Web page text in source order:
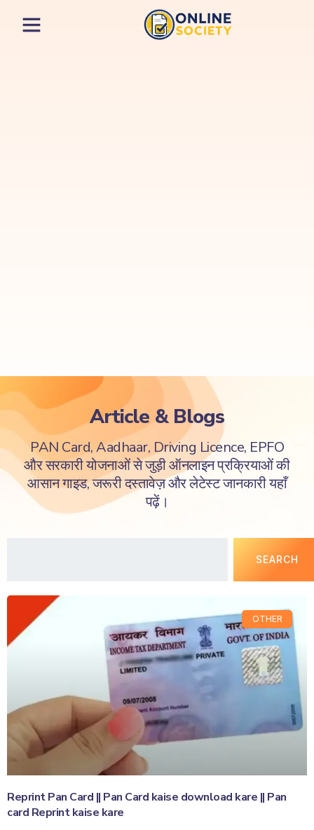
Article & Blogs
PAN Card, Aadhaar, Driving Licence, EPFO
और सरकारी योजनाओं से जुड़ी ऑनलाइन प्रक्रियाओं की
आसान गाइड, जरूरी दस्तावेज़ और लेटेस्ट जानकारी यहाँ
पढ़ें।
SEARCH
OTHER
Reprint Pan Card || Pan Card kaise download kare || Pan
card Reprint kaise kare